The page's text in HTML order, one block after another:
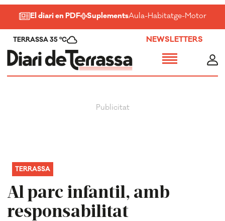
El diari en PDF SuplementsAula-Habitatge-Motor-
TERRASSA 35 ºC NEWSLETTERS
Al parc infantil, amb
responsabilitat
TERRASSA